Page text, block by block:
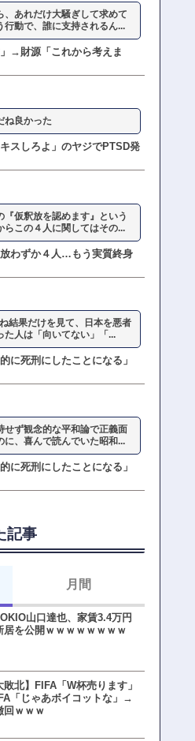
、あれだけ大騒ぎして求めて
行動で、誰に支持されるん...
→財源「これから考えま
ね良かった
スしろよ」のヤジでPTSD発
仮釈放を認めます』という
らこの４人に関してはその...
わずか４人…もう実質終身
結果だけを見て、日本を悪者
た人は「向いてない」「...
に死刑にしたことになる」
せず観念的な平和論で正義面
に、喜んで読んでいた昭和...
に死刑にしたことになる」
記事
山口達也、家賃3.4万円
居を公開ｗｗｗｗｗｗｗｗ
敗北】FIFA「W杯売ります」
「じゃあボイコットな」→
回ｗｗｗ
月間
【悲報】東京着く前にHP尽
方民ｗｗｗ移動だけで瀕死
【ファーw】水着女子さん
オッサン盗撮してる…通報